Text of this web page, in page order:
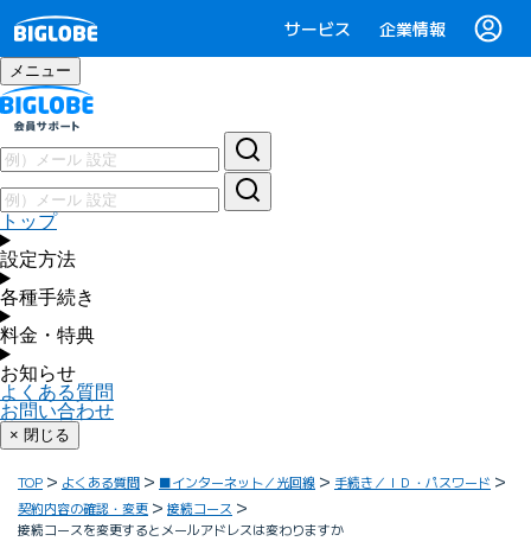
サービス 企業情報
メニュー
トップ
設定方法
各種手続き
料金・特典
お知らせ
よくある質問
お問い合わせ
× 閉じる
TOP よくある質問 ■インターネット／光回線
手続き／ＩＤ・パスワード
契約内容の確認・変更
接続コース
接続コースを変更するとメールアドレスは変わりますか